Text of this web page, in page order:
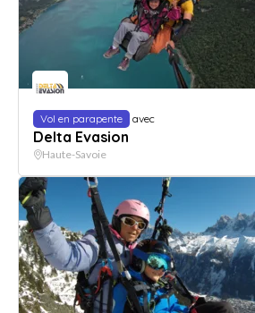
Vol en parapente avec
Delta Evasion
Haute-Savoie